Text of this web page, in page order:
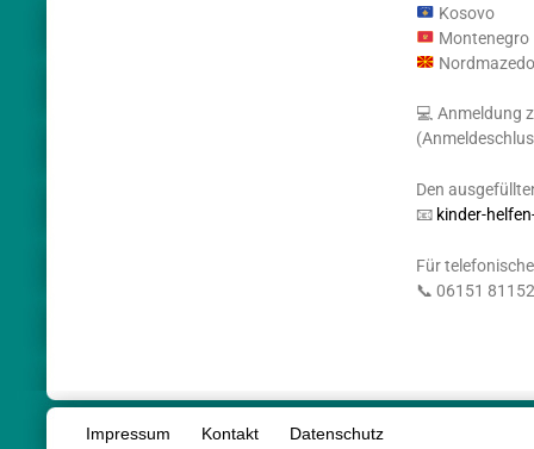
Kosovo
Montenegro
💻 Anmeldung
Den
📧 kinder-
Für
📞 06151
Impressum Kontakt Datenschutz